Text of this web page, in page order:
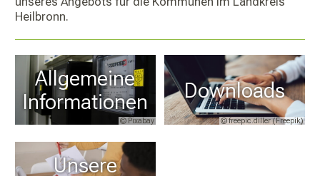
Heilbronn.
Allgemeine
Informationen
© Pixabay
Downloads
© freepic.diller (Freepik)
Unsere